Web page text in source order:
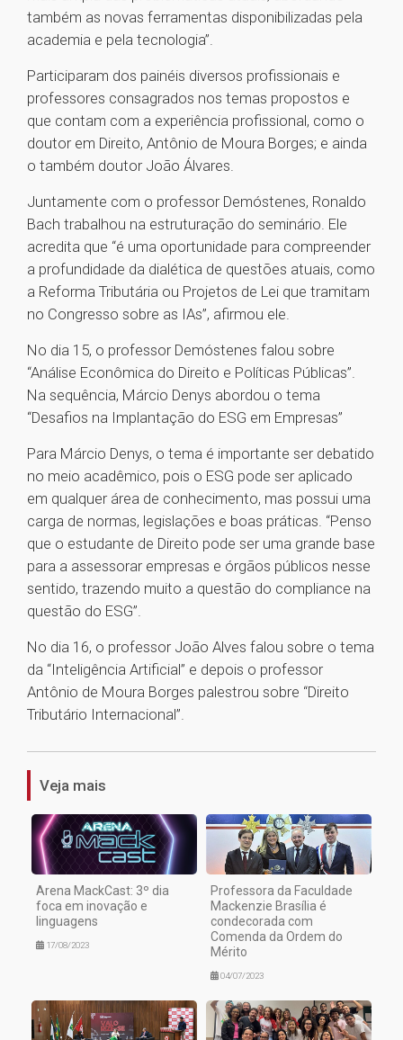
também as novas ferramentas disponibilizadas pela
academia e pela tecnologia”.
Participaram dos painéis diversos profissionais e
professores consagrados nos temas propostos e
que contam com a experiência profissional, como o
doutor em Direito, Antônio de Moura Borges; e ainda
o também doutor João Álvares.
Juntamente com o professor Demóstenes, Ronaldo
Bach trabalhou na estruturação do seminário. Ele
acredita que “é uma oportunidade para compreender
a profundidade da dialética de questões atuais, como
a Reforma Tributária ou Projetos de Lei que tramitam
no Congresso sobre as IAs”, afirmou ele.
No dia 15, o professor Demóstenes falou sobre
“Análise Econômica do Direito e Políticas Públicas”.
Na sequência, Márcio Denys abordou o tema
“Desafios na Implantação do ESG em Empresas”
Para Márcio Denys, o tema é importante ser debatido
no meio acadêmico, pois o ESG pode ser aplicado
em qualquer área de conhecimento, mas possui uma
carga de normas, legislações e boas práticas. “Penso
que o estudante de Direito pode ser uma grande base
para a assessorar empresas e órgãos públicos nesse
sentido, trazendo muito a questão do compliance na
questão do ESG”.
No dia 16, o professor João Alves falou sobre o tema
da “Inteligência Artificial” e depois o professor
Antônio de Moura Borges palestrou sobre “Direito
Tributário Internacional”.
Veja mais
Arena MackCast: 3º dia
foca em inovação e
linguagens
17/08/2023
Professora da Faculdade
Mackenzie Brasília é
condecorada com
Comenda da Ordem do
Mérito
04/07/2023